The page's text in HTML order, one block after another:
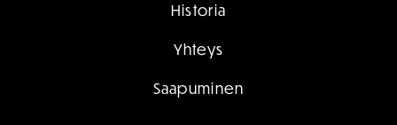
Historia
Yhteys
Saapuminen